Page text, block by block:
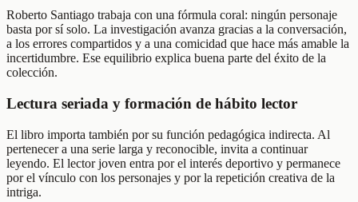
Roberto Santiago trabaja con una fórmula coral: ningún personaje
basta por sí solo. La investigación avanza gracias a la conversación,
a los errores compartidos y a una comicidad que hace más amable la
incertidumbre. Ese equilibrio explica buena parte del éxito de la
colección.
Lectura seriada y formación de hábito lector
El libro importa también por su función pedagógica indirecta. Al
pertenecer a una serie larga y reconocible, invita a continuar
leyendo. El lector joven entra por el interés deportivo y permanece
por el vínculo con los personajes y por la repetición creativa de la
intriga.